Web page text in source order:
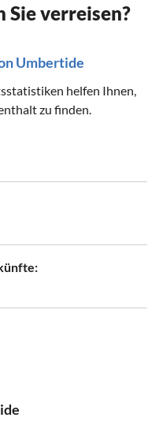
Sie verreisen?
Umbertide
helfen Ihnen,
zu finden.